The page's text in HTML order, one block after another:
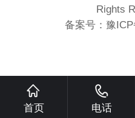
Rights
备案号： 豫
首页 电话